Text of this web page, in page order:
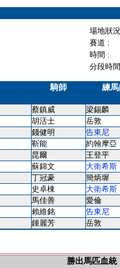
場地狀
賽道 :
時間 :
分段時
騎師 練
蔡鎮威 梁錫麟
胡活士 岳敦
錢健明 告東尼
靳能 約翰摩亞
昆爾 王登平
蘇錦文 大衛希斯
丁冠豪 簡炳墀
史卓棟 大衛希斯
馬佳善 愛倫
賴維銘 告東尼
鍾麗芳
岳敦
勝出馬匹血統